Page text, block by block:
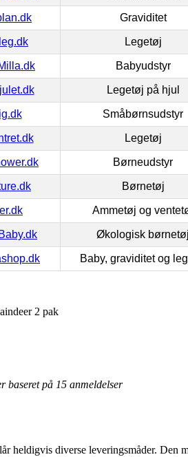
Graviditet
Legetøj
Babyudstyr
Legetøj på hjul
Småbørnsudstyr
Legetøj
Børneudstyr
Børnetøj
Ammetøj og
Økologisk børnetøj
Baby, graviditet og
2 pak
baseret på 15 anmeldelser
heldigvis diverse leveringsmåder. Den